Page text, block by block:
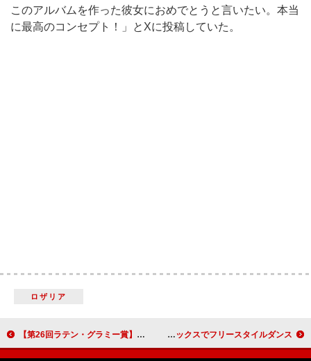
このアルバムを作った彼女におめでとうと言いたい。本当
に最高のコンセプト！」とXに投稿していた。
ロザリア
【第26回ラテン・グラミー賞】バッド・バニー／カロルG／カトリエル＆パコ・アモロソらのパフォーマンス決定 TAKUMIが『HIGHLIGHT』に登場、THE JET BOY BANGERZ「Let's Dance」リミックスでフリースタイルダンス